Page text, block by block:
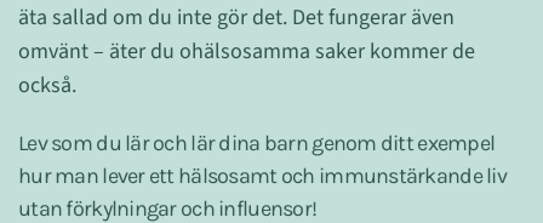
äta sallad om du inte gör det. Det fungerar även
omvänt – äter du ohälsosamma saker kommer de
också.
Lev som du lär och lär dina barn genom ditt exempel
hur man lever ett hälsosamt och immunstärkande liv
utan förkylningar och influensor!